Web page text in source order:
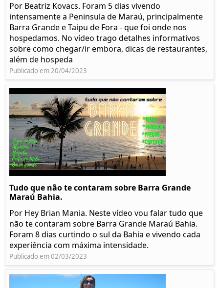
Por Beatriz Kovacs. Foram 5 dias vivendo
intensamente a Peninsula de Maraú, principalmente
Barra Grande e Taipu de Fora - que foi onde nos
hospedamos. No vídeo trago detalhes informativos
sobre como chegar/ir embora, dicas de restaurantes,
além de hospeda
Publicado em 20/04/2023
Tudo que não te contaram sobre Barra Grande
Maraú Bahia.
Por Hey Brian Mania. Neste vídeo vou falar tudo que
não te contaram sobre Barra Grande Maraú Bahia.
Foram 8 dias curtindo o sul da Bahia e vivendo cada
experiência com máxima intensidade.
Publicado em 02/03/2023